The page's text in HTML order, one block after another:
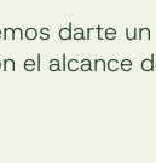
darte
el alcance